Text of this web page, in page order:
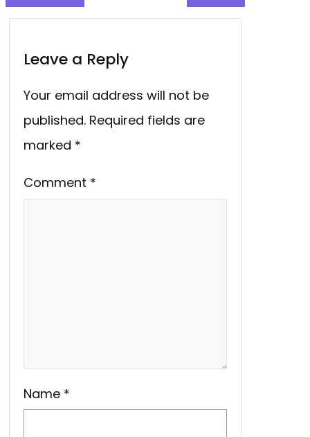
Leave a Reply
Your email address will not be
published. Required fields are
marked *
Comment *
Name *